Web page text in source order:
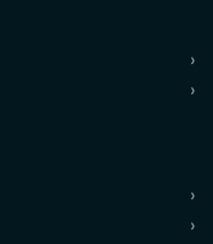
›
›
›
›